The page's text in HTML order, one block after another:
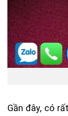
Gần đây, có